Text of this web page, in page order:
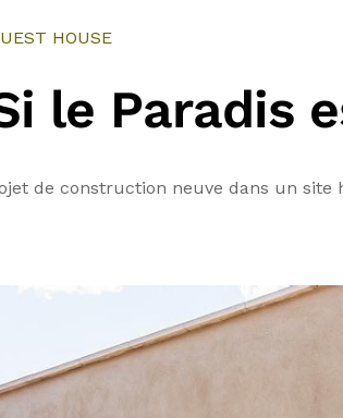
HOUSE
le Paradis
de construction neuve dans un site